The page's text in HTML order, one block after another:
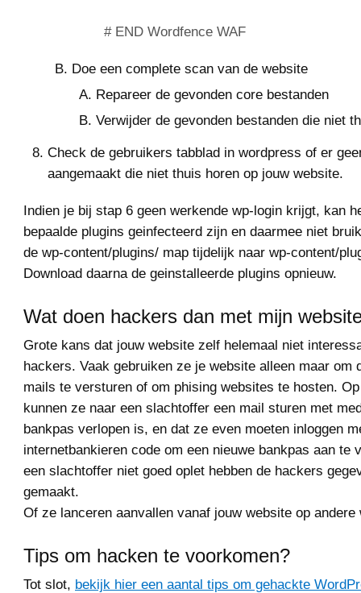
# END Wordfence WAF
Doe een complete scan van de website
Repareer de gevonden core bestanden
Verwijder de gevonden bestanden die niet
Check de gebruikers tabblad in wordpress of er
aangemaakt die niet thuis horen op jouw website.
Indien je bij stap 6 geen werkende wp-login krijgt, kan
bepaalde plugins geinfecteerd zijn en daarmee niet
de wp-content/plugins/ map tijdelijk naar wp-content/
Download daarna de geinstalleerde plugins opnieuw.
Wat doen hackers dan met mijn
Grote kans dat jouw website zelf helemaal niet
hackers. Vaak gebruiken ze je website alleen maar om
mails te versturen of om phising websites te hosten.
kunnen ze naar een slachtoffer een mail sturen met
bankpas verlopen is, en dat ze even moeten inloggen
internetbankieren code om een nieuwe bankpas aan te
een slachtoffer niet goed oplet hebben de hackers
gemaakt.
Of ze lanceren aanvallen vanaf jouw website op andere
Tips om hacken te voorkomen?
Tot slot, bekijk hier een aantal tips om gehackte